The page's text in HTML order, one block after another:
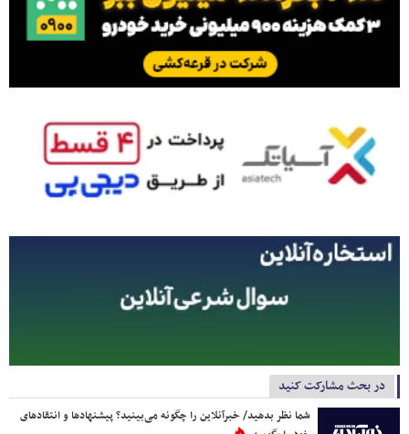
در بحث مشارکت کنید
شما نظر بدهید/ خبرآنلاین را چگونه می‌بینید؟ پیشنهادها و انتقادهای